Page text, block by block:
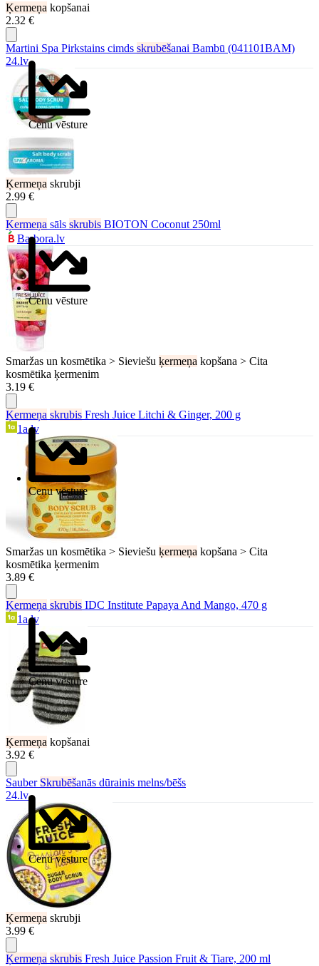
Ķermeņa kopšanai
2.32 €
Cenu vēsture
Martini Spa Pirkstains cimds skrubēšanai Bambū (041101BAM)
24.lv
Ķermeņa skrubji
2.99 €
Cenu vēsture
Ķermeņa sāls skrubis BIOTON Coconut 250ml
Barbora.lv
Smaržas un kosmētika > Sieviešu ķermeņa kopšana > Cita
kosmētika ķermenim
3.19 €
Cenu vēsture
Ķermeņa skrubis Fresh Juice Litchi & Ginger, 200 g
1a.lv
Smaržas un kosmētika > Sieviešu ķermeņa kopšana > Cita
kosmētika ķermenim
3.89 €
Cenu vēsture
Ķermeņa skrubis IDC Institute Papaya And Mango, 470 g
1a.lv
Ķermeņa kopšanai
3.92 €
Cenu vēsture
Sauber Skrubēšanās dūrainis melns/bēšs
24.lv
Ķermeņa skrubji
3.99 €
Ķermeņa skrubis Fresh Juice Passion Fruit & Tiare, 200 ml